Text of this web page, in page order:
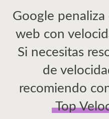
Google penaliza
web con
Si necesitas
de
recomiendo
Top